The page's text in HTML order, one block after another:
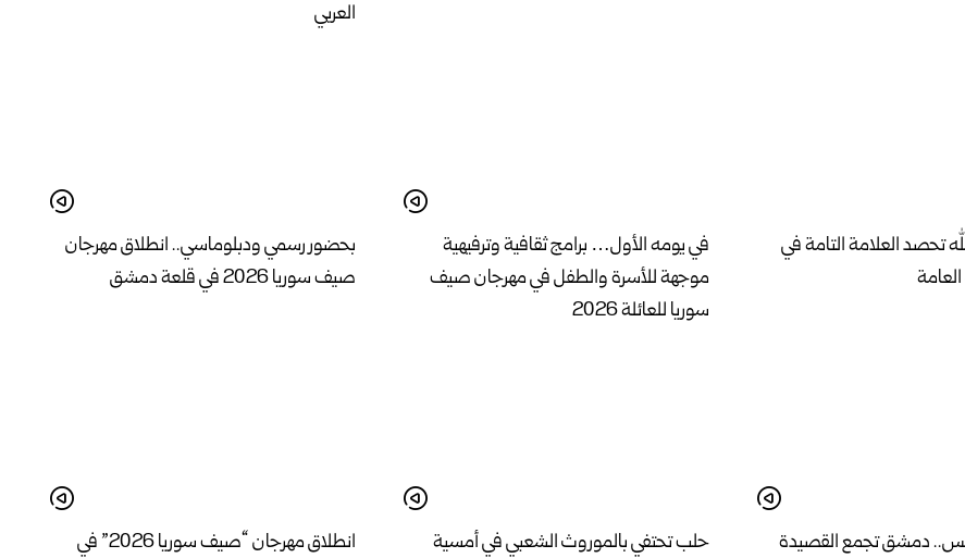
العربي
تحصد العلامة التامة في
في يومه الأول… برامج ثقافية وترفيهية
موجهة للأسرة والطفل في مهرجان صيف
سوريا للعائلة 2026
بحضور رسمي ودبلوماسي.. انطلاق مهرجان
صيف سوريا 2026 في قلعة دمشق
دمشق تجمع القصيدة
حلب تحتفي بالموروث الشعبي في أمسية
انطلاق مهرجان “صيف سوريا 2026” في